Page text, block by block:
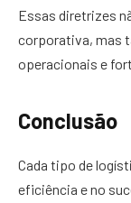
Essas diretrizes
corporativa, mas
operacionais e
Conclusão
Cada tipo de
eficiência e no